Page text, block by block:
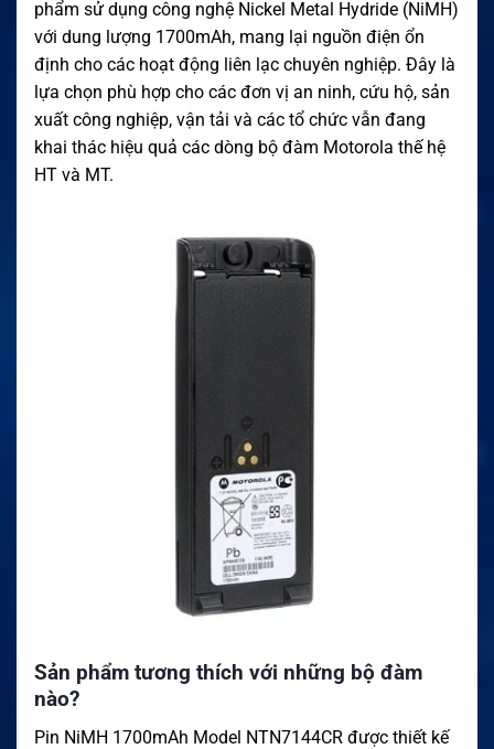
phẩm sử dụng công nghệ Nickel Metal Hydride (NiMH)
với dung lượng 1700mAh, mang lại nguồn điện ổn
định cho các hoạt động liên lạc chuyên nghiệp. Đây là
lựa chọn phù hợp cho các đơn vị an ninh, cứu hộ, sản
xuất công nghiệp, vận tải và các tổ chức vẫn đang
khai thác hiệu quả các dòng bộ đàm Motorola thế hệ
HT và MT.
Sản phẩm tương thích với những bộ đàm
nào?
Pin NiMH 1700mAh Model NTN7144CR được thiết kế